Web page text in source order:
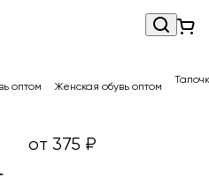
оптом Женская обувь оптом
от 375 ₽